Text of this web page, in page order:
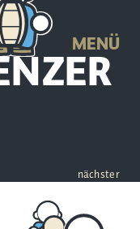
MENÜ
nächster